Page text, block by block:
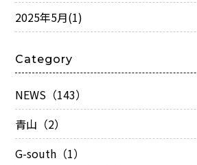
2025年5月(1)
Category
NEWS（143）
青山（2）
G-south（1）